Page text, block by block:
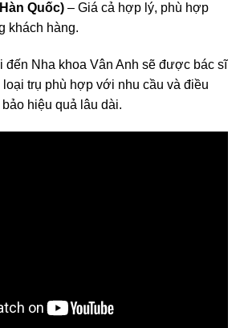
Quốc) – Giá cả hợp lý, phù hợp
khách hàng.
đến Nha khoa Vân Anh sẽ được bác sĩ
trụ phù hợp với nhu cầu và điều
hiệu quả lâu dài.